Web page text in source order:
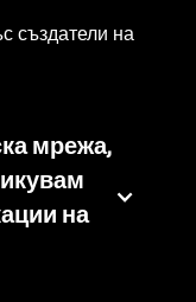
създатели на
мрежа,
на